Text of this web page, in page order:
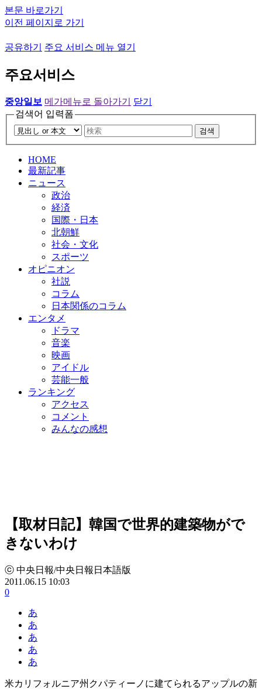
본문 바로가기
이전 페이지로 가기
공유하기 주요 서비스 메뉴 열기
주요서비스
중앙일보 메가메뉴로 돌아가기
닫기
검색어 입력폼
검색
HOME
最新記事
ニュース
政治
経済
国際・日本
北朝鮮
社会・文化
スポーツ
オピニオン
社説
コラム
日本関係のコラム
エンタメ
ドラマ
音楽
映画
アイドル
芸能一般
ランキング
アクセス
コメント
みんなの感想
【取材日記】韓国で世界的建築物がで
きないわけ
ⓒ 中央日報/中央日報日本語版
2011.06.15 10:03
0
あ
あ
あ
あ
あ
米カリフォルニア州クパティーノに建てられるアップルの新